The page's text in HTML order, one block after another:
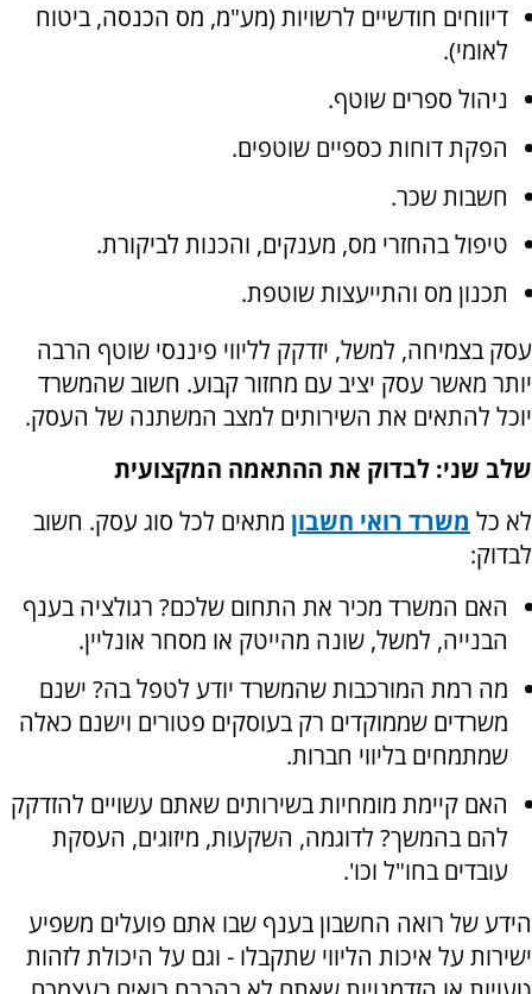
דיווחים חודשיים לרשויות (מע"מ, מס הכנסה, ביטוח
לאומי).
ניהול ספרים שוטף.
הפקת דוחות כספיים שוטפים.
חשבות שכר.
טיפול בהחזרי מס, מענקים, והכנות לביקורת.
תכנון מס והתייעצות שוטפת.
עסק בצמיחה, למשל, יזדקק לליווי פיננסי שוטף הרבה
יותר מאשר עסק יציב עם מחזור קבוע. חשוב שהמשרד
יוכל להתאים את השירותים למצב המשתנה של העסק.
שלב שני: לבדוק את ההתאמה המקצועית
לא כל משרד רואי חשבון מתאים לכל סוג עסק. חשוב
לבדוק:
האם המשרד מכיר את התחום שלכם? רגולציה בענף
הבנייה, למשל, שונה מהייטק או מסחר אונליין.
מה רמת המורכבות שהמשרד יודע לטפל בה? ישנם
משרדים שממוקדים רק בעוסקים פטורים וישנם כאלה
שמתמחים בליווי חברות.
האם קיימת מומחיות בשירותים שאתם עשויים להזדקק
להם בהמשך? לדוגמה, השקעות, מיזוגים, העסקת
עובדים בחו"ל וכו'.
הידע של רואה החשבון בענף שבו אתם פועלים משפיע
ישירות על איכות הליווי שתקבלו - וגם על היכולת לזהות